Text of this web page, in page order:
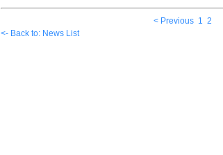
< Previous 1 2
<- Back to: News List